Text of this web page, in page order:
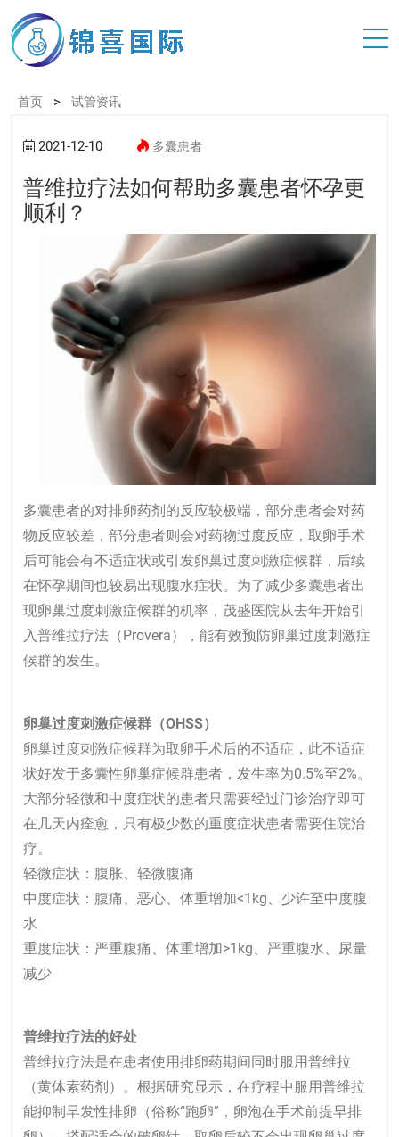
首页 > 试管资讯
2021-12-10 多囊患者
普维拉疗法如何帮助多囊患者怀孕更
顺利？
多囊患者的对排卵药剂的反应较极端，部分患者会对药
物反应较差，部分患者则会对药物过度反应，取卵手术
后可能会有不适症状或引发卵巢过度刺激症候群，后续
在怀孕期间也较易出现腹水症状。为了减少多囊患者出
现卵巢过度刺激症候群的机率，茂盛医院从去年开始引
入普维拉疗法（Provera），能有效预防卵巢过度刺激症
候群的发生。
卵巢过度刺激症候群（OHSS）
卵巢过度刺激症候群为取卵手术后的不适症，此不适症
状好发于多囊性卵巢症候群患者，发生率为0.5%至2%。
大部分轻微和中度症状的患者只需要经过门诊治疗即可
在几天内痊愈，只有极少数的重度症状患者需要住院治
疗。
轻微症状：腹胀、轻微腹痛
中度症状：腹痛、恶心、体重增加<1kg、少许至中度腹
水
重度症状：严重腹痛、体重增加>1kg、严重腹水、尿量
减少
普维拉疗法的好处
普维拉疗法是在患者使用排卵药期间同时服用普维拉
（黄体素药剂）。根据研究显示，在疗程中服用普维拉
能抑制早发性排卵（俗称“跑卵”，卵泡在手术前提早排